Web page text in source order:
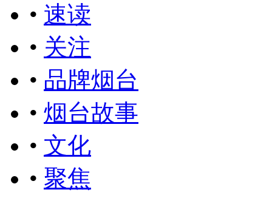
• 速读
• 关注
• 品牌烟台
• 烟台故事
• 文化
• 聚焦